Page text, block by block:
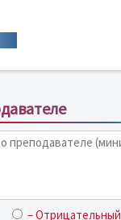
– Отрицательный